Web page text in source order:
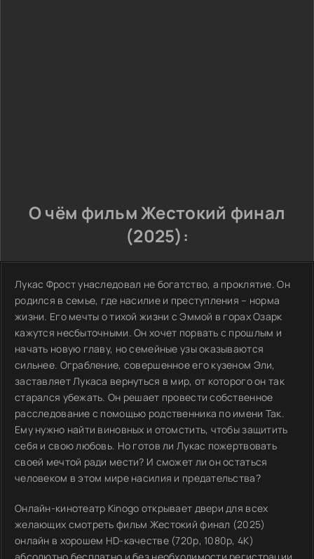
О чём фильм Жестокий финал
(2025):
Лукас Фрост унаследовал не богатство, а проклятие. Он
родился в семье, где насилие и преступления – норма
жизни. Его мечты о тихой жизни с Эммой в горах Озарк
кажутся несбыточными. Он хочет порвать с прошлым и
начать новую главу, но семейные узы оказываются
сильнее. Ограбление, совершенное его кузеном Эли,
заставляет Лукаса вернуться в мир, от которого он так
старался убежать. Он решает провести собственное
расследование с помощью родственника по имени Так.
Ему нужно найти виновных и отомстить, чтобы защитить
себя и свою любовь. Но готов ли Лукас пожертвовать
своей мечтой ради мести? И сможет ли он остаться
человеком в этом мире насилия и предательства?
Онлайн-кинотеатр Kinogo открывает двери для всех
желающих смотреть фильм Жестокий финал (2025)
онлайн в хорошем HD-качестве (720p, 1080p, 4K)